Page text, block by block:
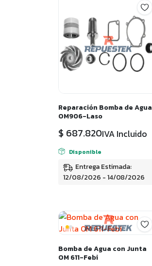
Reparación Bomba de Agua
OM906-Laso
$687.820IVA Incluido
Disponible
Entrega Estimada:
12/08/2026 - 14/08/2026
Bomba de Agua con Junta
OM 611-Febi